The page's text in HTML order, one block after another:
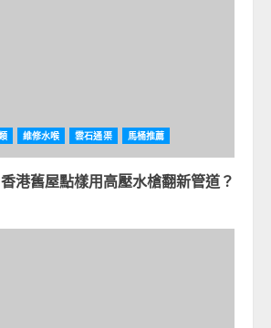
維修水喉 雲石通渠 馬桶推薦
港舊屋點樣用高壓水槍翻新管道？